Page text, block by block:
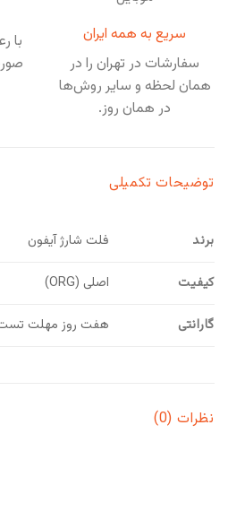
سریع به همه ایران
سفارشات در تهران را در
همان لحظه و سایر روش‌ها
در همان روز.
با
توضیحات تکمیلی
برند فلت شارژ آیفون
کیفیت اصلی (ORG)
گارانتی هفت روز مهلت
نظرات (0)